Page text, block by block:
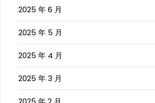
2025 年 6 月
2025 年 5 月
2025 年 4 月
2025 年 3 月